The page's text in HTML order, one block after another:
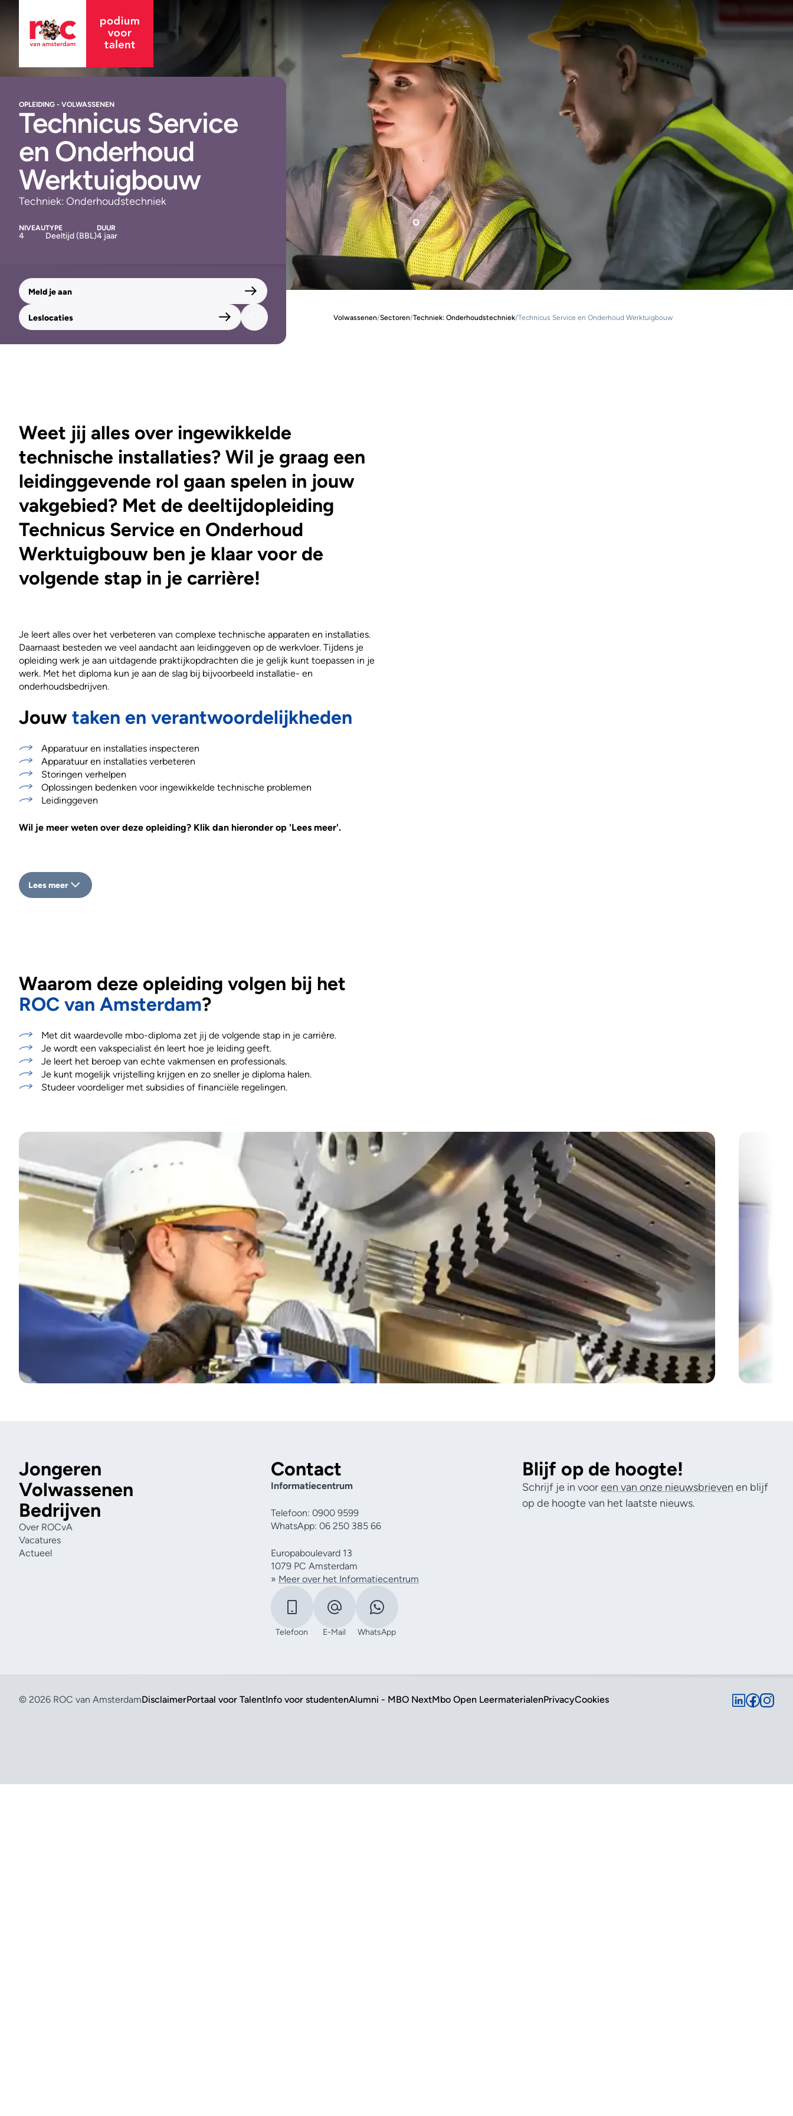
OPLEIDING - VOLWASSENEN
Technicus Service
en Onderhoud
Werktuigbouw
Techniek: Onderhoudstechniek
NIVEAU
4
TYPE
Deeltijd (BBL)
DUUR
4 jaar
Meld je aan
Leslocaties Volwassenen/Sectoren/Techniek: Onderhouds­techniek/Technicus Service en Onderhoud Werktuigbouw
Weet jij alles over ingewikkelde
technische installaties? Wil je graag een
leidinggevende rol gaan spelen in jouw
vakgebied? Met de deeltijdopleiding
Technicus Service en Onderhoud
Werktuigbouw ben je klaar voor de
volgende stap in je carrière!
Je leert alles over het verbeteren van complexe technische apparaten en installaties.
Daarnaast besteden we veel aandacht aan leidinggeven op de werkvloer. Tijdens je
opleiding werk je aan uitdagende praktijkopdrachten die je gelijk kunt toepassen in je
werk. Met het diploma kun je aan de slag bij bijvoorbeeld installatie- en
onderhoudsbedrijven.
Jouw taken en verantwoordelijkheden
Apparatuur en installaties inspecteren
Apparatuur en installaties verbeteren
Storingen verhelpen
Oplossingen bedenken voor ingewikkelde technische problemen
Leidinggeven
Wil je meer weten over deze opleiding? Klik dan hieronder op 'Lees meer'.
Lees meer
Waarom deze opleiding volgen bij het
ROC van Amsterdam?
Met dit waardevolle mbo-diploma zet jij de volgende stap in je carrière.
Je wordt een vakspecialist én leert hoe je leiding geeft.
Je leert het beroep van echte vakmensen en professionals.
Je kunt mogelijk vrijstelling krijgen en zo sneller je diploma halen.
Studeer voordeliger met subsidies of financiële regelingen.
Jongeren
Volwassenen
Bedrijven
Over ROCvA
Vacatures
Actueel
Contact
Informatiecentrum
Telefoon: 0900 9599
WhatsApp: 06 250 385 66
Europaboulevard 13
1079 PC Amsterdam
» Meer over het Informatiecentrum
Telefoon E-Mail WhatsApp
Blijf op de hoogte!
Schrijf je in vooreen van onze nieuwsbrieven en blijf
op de hoogte van het laatste nieuws.
DisclaimerPortaal voor TalentInfo voor studentenAlumni - MBO NextMbo Open LeermaterialenPrivacyCookies
© 2026 ROC van Amsterdam